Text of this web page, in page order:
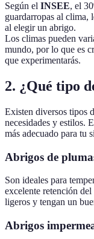
Según el INSEE, el
guardarropas al clima,
al elegir un abrigo.
Los climas pueden
mundo, por lo que es
que experimentarás.
2. ¿Qué tipo
Existen diversos tipos
necesidades y estilos.
más adecuado para tu
Abrigos de
Son ideales para
excelente retención
ligeros y tengan un
Abrigos